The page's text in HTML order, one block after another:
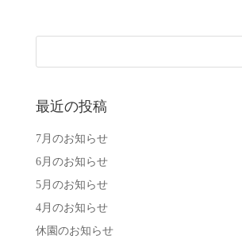
最近の投稿
7月のお知らせ
6月のお知らせ
5月のお知らせ
4月のお知らせ
休園のお知らせ